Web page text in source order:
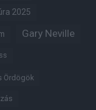
2025
Gary Neville
Ördögök